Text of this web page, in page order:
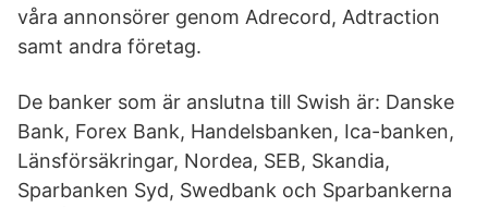
våra annonsörer genom Adrecord, Adtraction
samt andra företag.
De banker som är anslutna till Swish är: Danske
Bank, Forex Bank, Handelsbanken, Ica-banken,
Länsförsäkringar, Nordea, SEB, Skandia,
Sparbanken Syd, Swedbank och Sparbankerna